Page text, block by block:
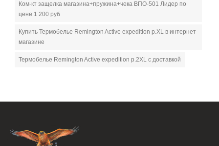
Ком-кт защелка магазина+пружина+чека ВПО-501 Лидер по
цене 1 200 руб
Купить Термобелье Remington Active expedition р.XL в интернет-
магазине
Термобелье Remington Active expedition р.2XL с доставкой